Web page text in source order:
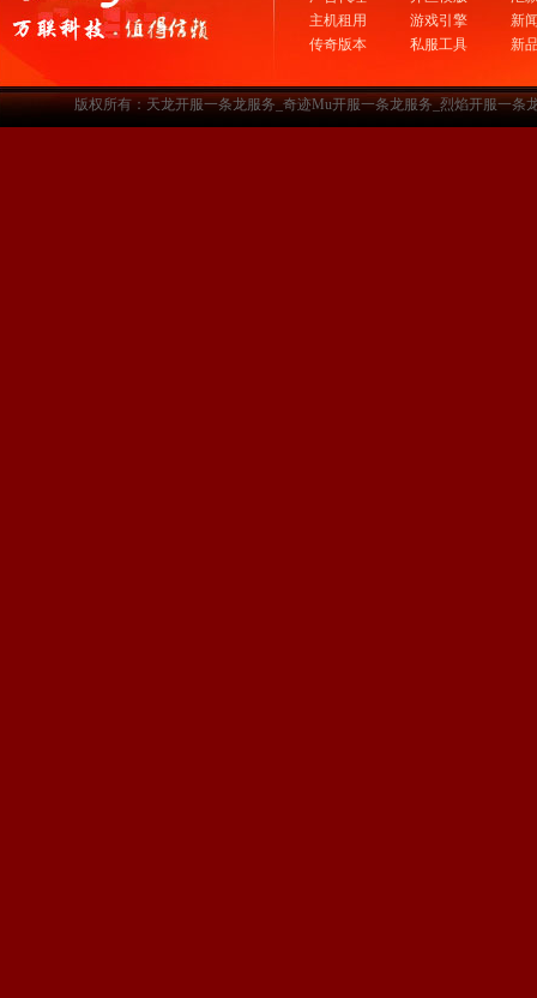
主机租用
传奇版本
游戏引擎
私服工具
新
新
版权所有：天龙开服一条龙服务_奇迹Mu开服一条龙服务_烈焰开服一条